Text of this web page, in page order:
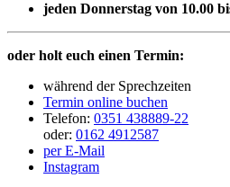
jeden Donnerstag von 10.00
oder holt euch einen Termin:
während der Sprechzeiten
Termin online buchen
Telefon: 0351 438889-22
oder: 0162 4912587
per E-Mail
Instagram